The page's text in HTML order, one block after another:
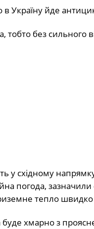
Україну йде
тобто без сильного
у східному
погода,
тепло
хмарно з